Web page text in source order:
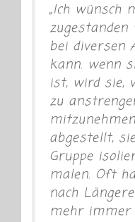
„Ich wünsch
bei diversen
kann. wenn
ist, wird sie,
zu
abgestellt,
Gruppe
malen. Oft
nach
mehr immer